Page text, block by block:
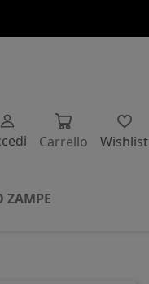
Carrello Wishlist
ZAMPE